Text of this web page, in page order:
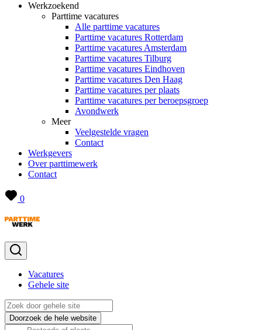
Werkzoekend
Parttime vacatures
Alle parttime vacatures
Parttime vacatures Rotterdam
Parttime vacatures Amsterdam
Parttime vacatures Tilburg
Parttime vacatures Eindhoven
Parttime vacatures Den Haag
Parttime vacatures per plaats
Parttime vacatures per beroepsgroep
Avondwerk
Meer
Veelgestelde vragen
Contact
Werkgevers
Over parttimewerk
Contact
0
Vacatures
Gehele site